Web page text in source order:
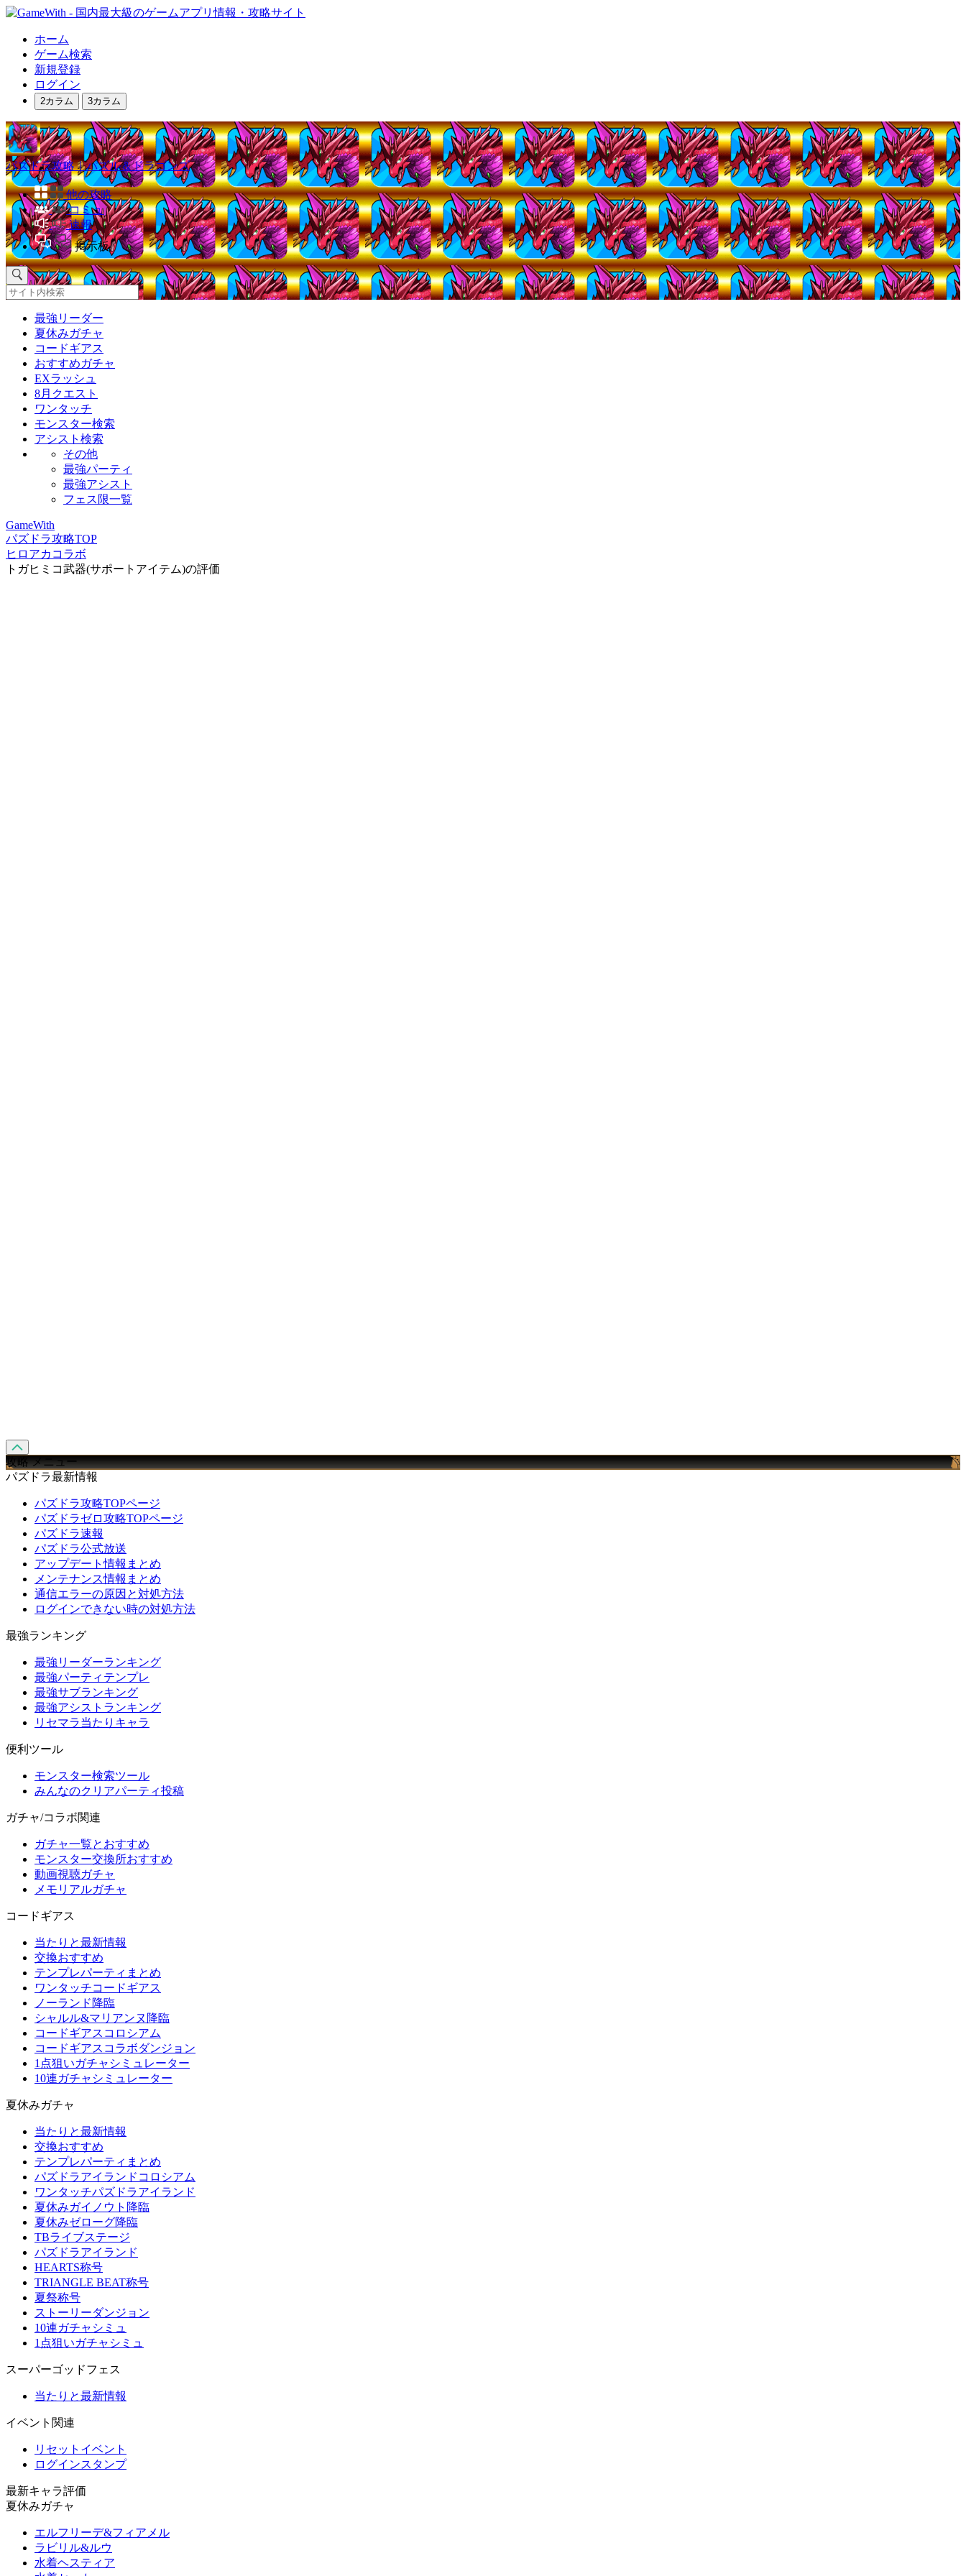
ホーム
ゲーム検索
新規登録
ログイン
2カラム 3カラム
パズドラ攻略｜パズル＆ドラゴンズ
他の攻略
コミュ
速報
掲示板
最強リーダー
夏休みガチャ
コードギアス
おすすめガチャ
EXラッシュ
8月クエスト
ワンタッチ
モンスター検索
アシスト検索
その他
最強パーティ
最強アシスト
フェス限一覧
GameWith
パズドラ攻略TOP
ヒロアカコラボ
トガヒミコ武器(サポートアイテム)の評価
攻略 メニュー
パズドラ最新情報
パズドラ攻略TOPページ
パズドラゼロ攻略TOPページ
パズドラ速報
パズドラ公式放送
アップデート情報まとめ
メンテナンス情報まとめ
通信エラーの原因と対処方法
ログインできない時の対処方法
最強ランキング
最強リーダーランキング
最強パーティテンプレ
最強サブランキング
最強アシストランキング
リセマラ当たりキャラ
便利ツール
モンスター検索ツール
みんなのクリアパーティ投稿
ガチャ/コラボ関連
ガチャ一覧とおすすめ
モンスター交換所おすすめ
動画視聴ガチャ
メモリアルガチャ
コードギアス
当たりと最新情報
交換おすすめ
テンプレパーティまとめ
ワンタッチコードギアス
ノーランド降臨
シャルル&マリアンヌ降臨
コードギアスコロシアム
コードギアスコラボダンジョン
1点狙いガチャシミュレーター
10連ガチャシミュレーター
夏休みガチャ
当たりと最新情報
交換おすすめ
テンプレパーティまとめ
パズドラアイランドコロシアム
ワンタッチパズドラアイランド
夏休みガイノウト降臨
夏休みゼローグ降臨
TBライブステージ
パズドラアイランド
HEARTS称号
TRIANGLE BEAT称号
夏祭称号
ストーリーダンジョン
10連ガチャシミュ
1点狙いガチャシミュ
スーパーゴッドフェス
当たりと最新情報
イベント関連
リセットイベント
ログインスタンプ
最新キャラ評価
夏休みガチャ
エルフリーデ&フィアメル
ラビリル&ルウ
水着ヘスティア